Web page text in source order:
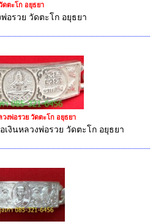
ดตะโก อยุธยา
อรวย วัดตะโก อยุธยา
วงพ่อรวย วัดตะโก อยุธยา
เงินหลวงพ่อรวย วัดตะโก อยุธยา